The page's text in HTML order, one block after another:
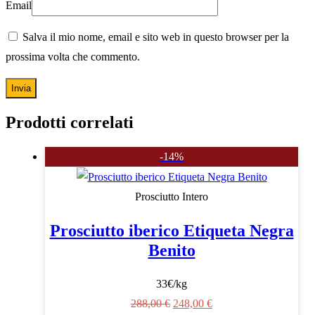
Email
Salva il mio nome, email e sito web in questo browser per la
prossima volta che commento.
Prodotti correlati
-14%
Prosciutto Intero
Prosciutto iberico Etiqueta Negra
Benito
33€/kg
288,00€ Il
248,00 €Il